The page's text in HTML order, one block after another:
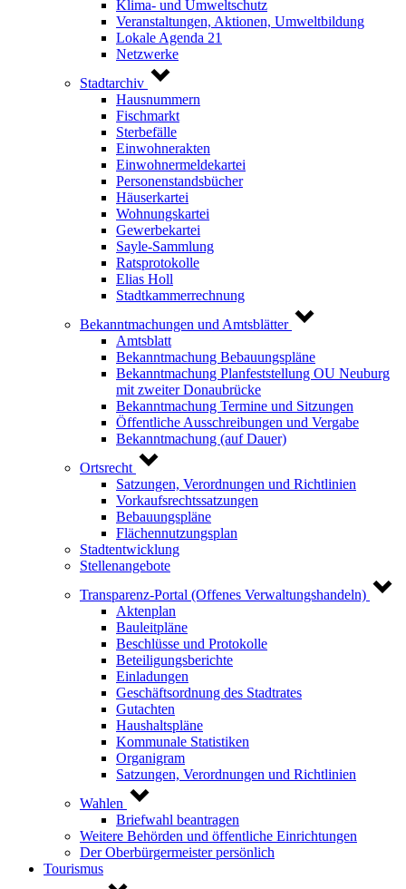
Klima- und Umweltschutz
Veranstaltungen, Aktionen, Umweltbildung
Lokale Agenda 21
Netzwerke
Stadtarchiv
Hausnummern
Fischmarkt
Sterbefälle
Einwohnerakten
Einwohnermeldekartei
Personenstandsbücher
Häuserkartei
Wohnungskartei
Gewerbekartei
Sayle-Sammlung
Ratsprotokolle
Elias Holl
Stadtkammerrechnung
Bekanntmachungen und Amtsblätter
Amtsblatt
Bekanntmachung Bebauungspläne
Bekanntmachung Planfeststellung OU Neuburg
mit zweiter Donaubrücke
Bekanntmachung Termine und Sitzungen
Öffentliche Ausschreibungen und Vergabe
Bekanntmachung (auf Dauer)
Ortsrecht
Satzungen, Verordnungen und Richtlinien
Vorkaufsrechtssatzungen
Bebauungspläne
Flächennutzungsplan
Stadtentwicklung
Stellenangebote
Transparenz-Portal (Offenes Verwaltungshandeln)
Aktenplan
Bauleitpläne
Beschlüsse und Protokolle
Beteiligungsberichte
Einladungen
Geschäftsordnung des Stadtrates
Gutachten
Haushaltspläne
Kommunale Statistiken
Organigram
Satzungen, Verordnungen und Richtlinien
Wahlen
Briefwahl beantragen
Weitere Behörden und öffentliche Einrichtungen
Der Oberbürgermeister persönlich
Tourismus